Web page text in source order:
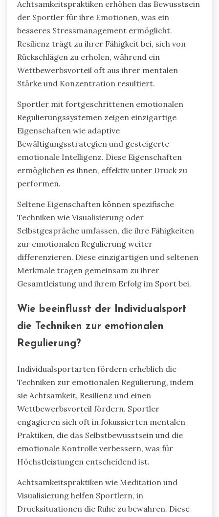
Achtsamkeitspraktiken erhöhen das Bewusstsein
der Sportler für ihre Emotionen, was ein
besseres Stressmanagement ermöglicht.
Resilienz trägt zu ihrer Fähigkeit bei, sich von
Rückschlägen zu erholen, während ein
Wettbewerbsvorteil oft aus ihrer mentalen
Stärke und Konzentration resultiert.
Sportler mit fortgeschrittenen emotionalen
Regulierungssystemen zeigen einzigartige
Eigenschaften wie adaptive
Bewältigungsstrategien und gesteigerte
emotionale Intelligenz. Diese Eigenschaften
ermöglichen es ihnen, effektiv unter Druck zu
performen.
Seltene Eigenschaften können spezifische
Techniken wie Visualisierung oder
Selbstgespräche umfassen, die ihre Fähigkeiten
zur emotionalen Regulierung weiter
differenzieren. Diese einzigartigen und seltenen
Merkmale tragen gemeinsam zu ihrer
Gesamtleistung und ihrem Erfolg im Sport bei.
Wie beeinflusst der Individualsport
die Techniken zur emotionalen
Regulierung?
Individualsportarten fördern erheblich die
Techniken zur emotionalen Regulierung, indem
sie Achtsamkeit, Resilienz und einen
Wettbewerbsvorteil fördern. Sportler
engagieren sich oft in fokussierten mentalen
Praktiken, die das Selbstbewusstsein und die
emotionale Kontrolle verbessern, was für
Höchstleistungen entscheidend ist.
Achtsamkeitspraktiken wie Meditation und
Visualisierung helfen Sportlern, in
Drucksituationen die Ruhe zu bewahren. Diese